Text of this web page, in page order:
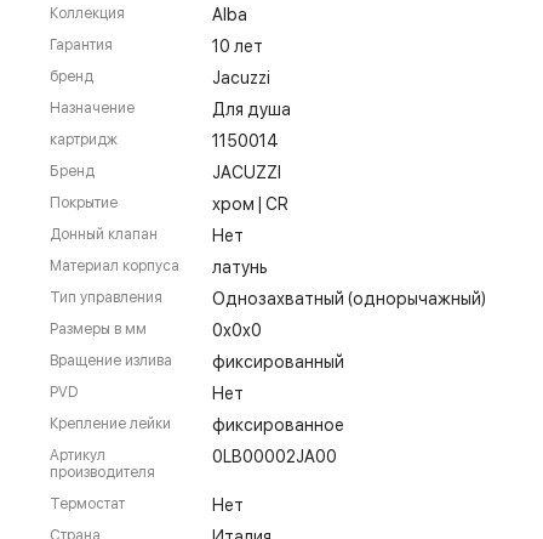
Коллекция Alba
Гарантия 10 лет
бренд Jacuzzi
Назначение Для душа
картридж 1150014
Бренд JACUZZI
Покрытие хром | CR
Донный клапан Нет
Материал корпуса латунь
Тип управления Однозахватный (однорычажный)
Размеры в мм 0x0x0
Вращение излива фиксированный
PVD Нет
Крепление лейки фиксированное
Артикул
производителя
0LB00002JA00
Термостат Нет
Страна